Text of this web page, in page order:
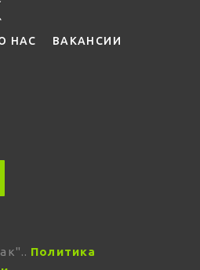
НАС ВАКАНСИИ
. Политика